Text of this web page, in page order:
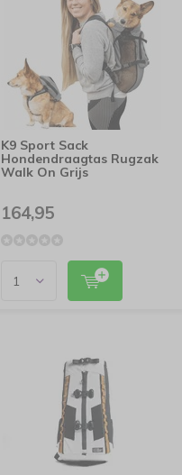
K9 Sport Sack
Hondendraagtas Rugzak
Walk On Grijs
164,95